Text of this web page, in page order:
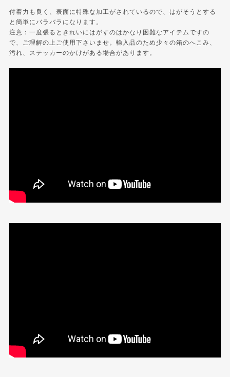
付着力も良く、表面に特殊な加工がされているので、はがそうとする
と簡単にバラバラになります。
注意：一度張るときれいにはがすのはかなり困難なアイテムですの
で、ご理解の上ご使用下さいませ。輸入品のため少々の箱のへこみ、
汚れ、ステッカーのかけがある場合があります。